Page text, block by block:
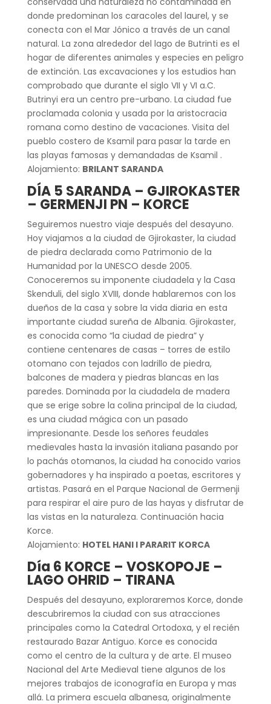
donde predominan los caracoles del laurel, y se
conecta con el Mar Jónico a través de un canal
natural. La zona alrededor del lago de Butrinti es el
hogar de diferentes animales y especies en peligro
de extinción. Las excavaciones y los estudios han
comprobado que durante el siglo VII y VI a.C.
Butrinyi era un centro pre-urbano. La ciudad fue
proclamada colonia y usada por la aristocracia
romana como destino de vacaciones. Visita del
pueblo costero de Ksamil para pasar la tarde en
las playas famosas y demandadas de Ksamil .
Alojamiento: BRILANT SARANDA
DÍA 5 SARANDA – GJIROKASTER
– GERMENJI PN – KORCE
Seguiremos nuestro viaje después del desayuno.
Hoy viajamos a la ciudad de Gjirokaster, la ciudad
de piedra declarada como Patrimonio de la
Humanidad por la UNESCO desde 2005.
Conoceremos su imponente ciudadela y la Casa
Skenduli, del siglo XVIII, donde hablaremos con los
dueños de la casa y sobre la vida diaria en esta
importante ciudad sureña de Albania. Gjirokaster,
es conocida como “la ciudad de piedra” y
contiene centenares de casas – torres de estilo
otomano con tejados con ladrillo de piedra,
balcones de madera y piedras blancas en las
paredes. Dominada por la ciudadela de madera
que se erige sobre la colina principal de la ciudad,
es una ciudad mágica con un pasado
impresionante. Desde los señores feudales
medievales hasta la invasión italiana pasando por
lo pachás otomanos, la ciudad ha conocido varios
gobernadores y ha inspirado a poetas, escritores y
artistas. Pasará en el Parque Nacional de Germenji
para respirar el aire puro de las hayas y disfrutar de
las vistas en la naturaleza. Continuación hacia
Korce.
Alojamiento: HOTEL HANI I PARARIT KORCA
Día 6 KORCE – VOSKOPOJE –
LAGO OHRID – TIRANA
Después del desayuno, exploraremos Korce, donde
descubriremos la ciudad con sus atracciones
principales como la Catedral Ortodoxa, y el recién
restaurado Bazar Antiguo. Korce es conocida
como el centro de la cultura y de arte. El museo
Nacional del Arte Medieval tiene algunos de los
mejores trabajos de iconografía en Europa y mas
allá. La primera escuela albanesa, originalmente